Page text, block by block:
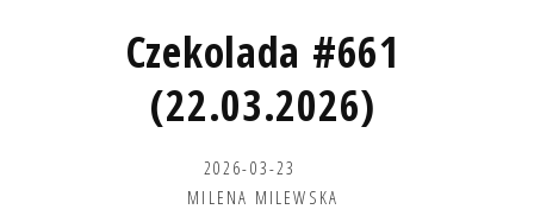
Czekolada #661
(22.03.2026)
2026-03-23
MILENA MILEWSKA